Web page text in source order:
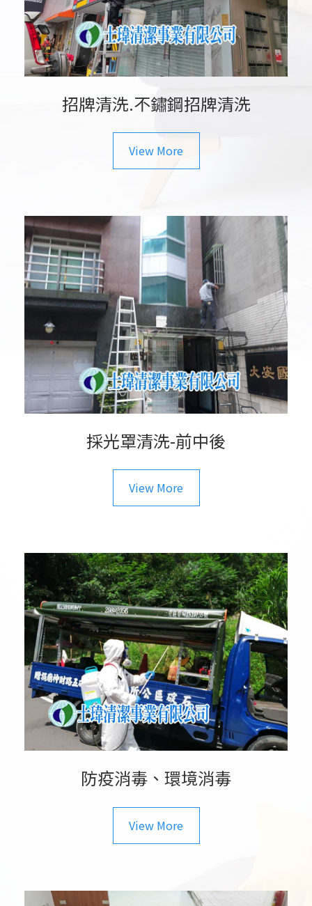
招牌清洗.不鏽鋼招牌清洗
View More
採光罩清洗-前中後
View More
防疫消毒、環境消毒
View More